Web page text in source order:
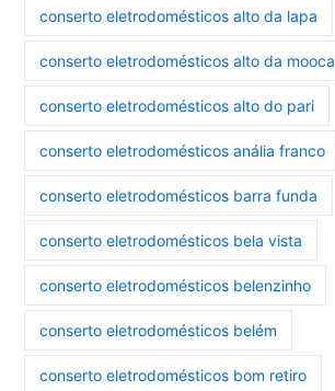
conserto eletrodomésticos alto da lapa
conserto eletrodomésticos alto da mooca
conserto eletrodomésticos alto do pari
conserto eletrodomésticos anália franco
conserto eletrodomésticos barra funda
conserto eletrodomésticos bela vista
conserto eletrodomésticos belenzinho
conserto eletrodomésticos belém
conserto eletrodomésticos bom retiro